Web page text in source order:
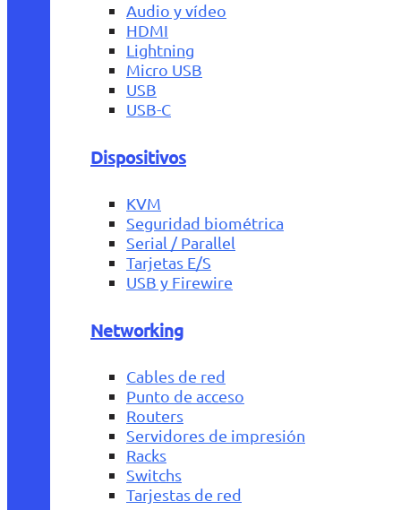
Audio y vídeo
HDMI
Lightning
Micro USB
USB
USB-C
Dispositivos
KVM
Seguridad biométrica
Serial / Parallel
Tarjetas E/S
USB y Firewire
Networking
Cables de red
Punto de acceso
Routers
Servidores de impresión
Racks
Switchs
Tarjestas de red